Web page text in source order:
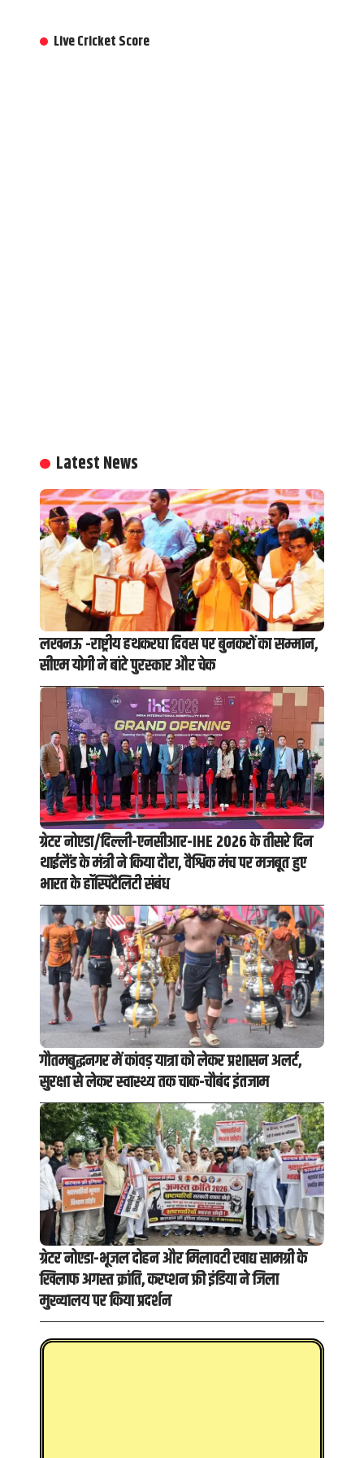
Live Cricket Score
Latest News
लखनऊ -राष्ट्रीय हथकरघा दिवस पर बुनकरों का सम्मान,
सीएम योगी ने बांटे पुरस्कार और चेक
ग्रेटर नोएडा/दिल्ली-एनसीआर-IHE 2026 के तीसरे दिन
थाईलैंड के मंत्री ने किया दौरा, वैश्विक मंच पर मजबूत हुए
भारत के हॉस्पिटैलिटी संबंध
गौतमबुद्धनगर में कांवड़ यात्रा को लेकर प्रशासन अलर्ट,
सुरक्षा से लेकर स्वास्थ्य तक चाक-चौबंद इंतजाम
ग्रेटर नोएडा-भूजल दोहन और मिलावटी खाद्य सामग्री के
खिलाफ अगस्त क्रांति, करप्शन फ्री इंडिया ने जिला
मुख्यालय पर किया प्रदर्शन